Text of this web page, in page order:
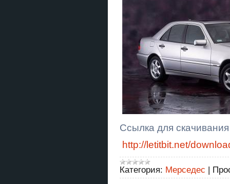
Ссылка для скачивания
http://letitbit.net/
Категория: Мерседес